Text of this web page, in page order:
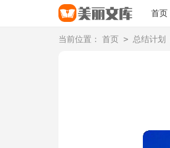
首页
当前位置： 首页 > 总结计划